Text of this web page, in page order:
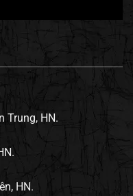
Trung, HN.
HN.